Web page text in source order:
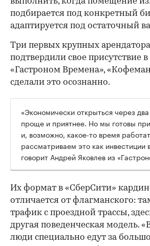
подбирается под конкретный
адаптируется под остаточный
Три первых крупных
подтвердили свое присутствие
«Гастроном Времена»,
сделали это осознанно.
«Экономически открыться через
проще и приятнее. Но мы готовы
и, возможно, какое-то время
рассматриваем это как
говорит Андрей Яковлев из
Их формат в «СберСити»
отличается от флагманского:
трафик с проездной трассы,
другая поведенческая модель.
люди специально едут за